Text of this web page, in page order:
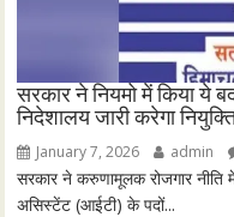
सरकार ने नियमो में किया ये
निदेशालय जारी करेगा
January 7, 2026 admin
सरकार ने करुणामूलक रोजगार
असिस्टेंट (आईटी) के पदों...